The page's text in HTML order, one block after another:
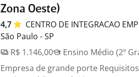
Zona Oeste)
4,7 CENTRO DE INTEGRACAO
São Paulo - SP
R$ 1.146,00
Ensino Médio (2º
Empresa de grande porte